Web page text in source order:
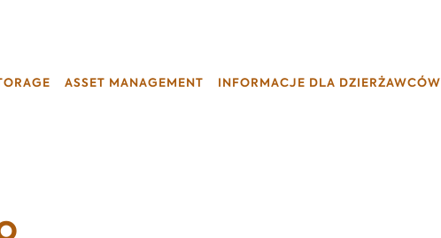
ASSET MANAGEMENT INFORMACJE DLA DZIERŻAWCÓW